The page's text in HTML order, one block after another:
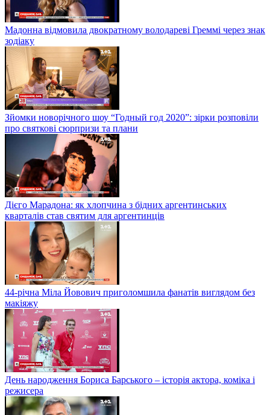
Мадонна відмовила двократному володареві Греммі через знак
зодіаку
Зйомки новорічного шоу “Годный год 2020”: зірки розповіли
про святкові сюрпризи та плани
Дієго Марадона: як хлопчина з бідних аргентинських
кварталів став святим для аргентинців
44-річна Міла Йовович приголомшила фанатів виглядом без
макіяжу
День народження Бориса Барського – історія актора, коміка і
режисера